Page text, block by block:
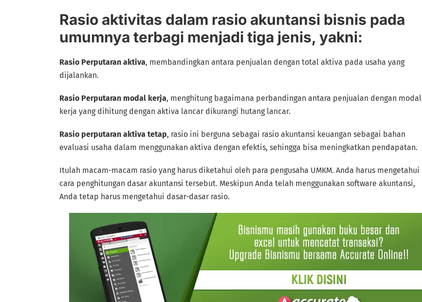
Rasio aktivitas dalam rasio akuntansi bisnis pada
umumnya terbagi menjadi tiga jenis, yakni:
Rasio Perputaran aktiva, membandingkan antara penjualan dengan total aktiva pada usaha yang
dijalankan.
Rasio Perputaran modal kerja, menghitung bagaimana perbandingan antara penjualan dengan modal
kerja yang dihitung dengan aktiva lancar dikurangi hutang lancar.
Rasio perputaran aktiva tetap, rasio ini berguna sebagai rasio akuntansi keuangan sebagai bahan
evaluasi usaha dalam menggunakan aktiva dengan efektis, sehingga bisa meningkatkan pendapatan.
Itulah macam-macam rasio yang harus diketahui oleh para pengusaha UMKM. Anda harus mengetahui
cara penghitungan dasar akuntansi tersebut. Meskipun Anda telah menggunakan software akuntansi,
Anda tetap harus mengetahui dasar-dasar rasio.